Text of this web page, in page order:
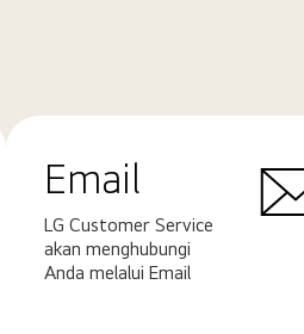
Email
LG Customer Service
akan menghubungi
Anda melalui Email